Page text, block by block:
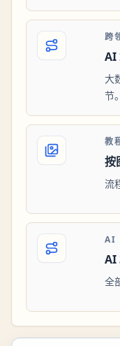
跨
AI
大
节。
教
按
流
AI
AI
全